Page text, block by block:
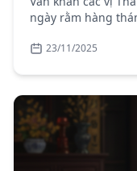
ngày rằm hàng
23/11/2025